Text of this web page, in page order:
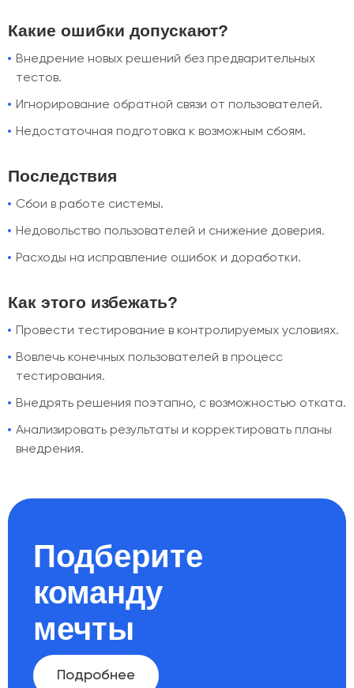
Какие ошибки допускают?
Внедрение новых решений без предварительных
тестов.
Игнорирование обратной связи от пользователей.
Недостаточная подготовка к возможным сбоям.
Последствия
Сбои в работе системы.
Недовольство пользователей и снижение доверия.
Расходы на исправление ошибок и доработки.
Как этого избежать?
Провести тестирование в контролируемых условиях.
Вовлечь конечных пользователей в процесс
тестирования.
Внедрять решения поэтапно, с возможностью отката.
Анализировать результаты и корректировать планы
внедрения.
Подберите
команду
мечты
Подробнее